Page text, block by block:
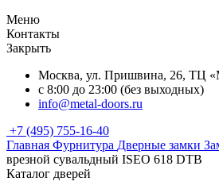
Меню
Контакты
Закрыть
Москва, ул. Пришвина, 26, ТЦ
с 8:00 до 23:00 (без выходных)
info@metal-doors.ru
+7 (495) 755-16-40
Главная Фурнитура Дверные замки
врезной сувальдный ISEO 618 DTB
Каталог дверей